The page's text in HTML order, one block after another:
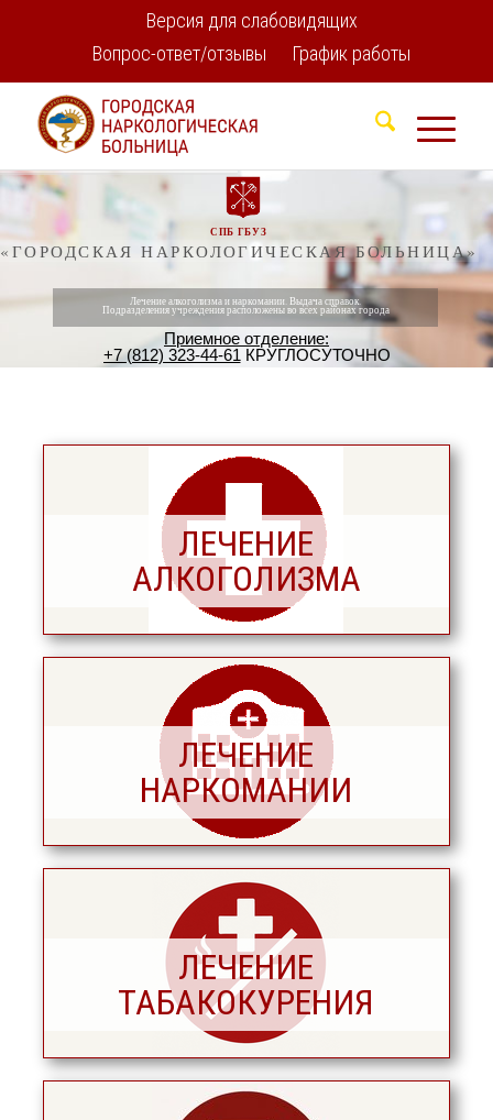
Версия для слабовидящих
Вопрос-ответ/отзывы
График работы
СПБ ГБУЗ
«ГОРОДСКАЯ НАРКОЛОГИЧЕСКАЯ БОЛЬНИЦА»
Лечение алкоголизма и наркомании. Выдача справок.
Подразделения учреждения расположены во всех районах города
Приемное отделение:
+7 (812) 323-44-61 КРУГЛОСУТОЧНО
ЛЕЧЕНИЕ
АЛКОГОЛИЗМА
ЛЕЧЕНИЕ
НАРКОМАНИИ
ЛЕЧЕНИЕ
ТАБАКОКУРЕНИЯ